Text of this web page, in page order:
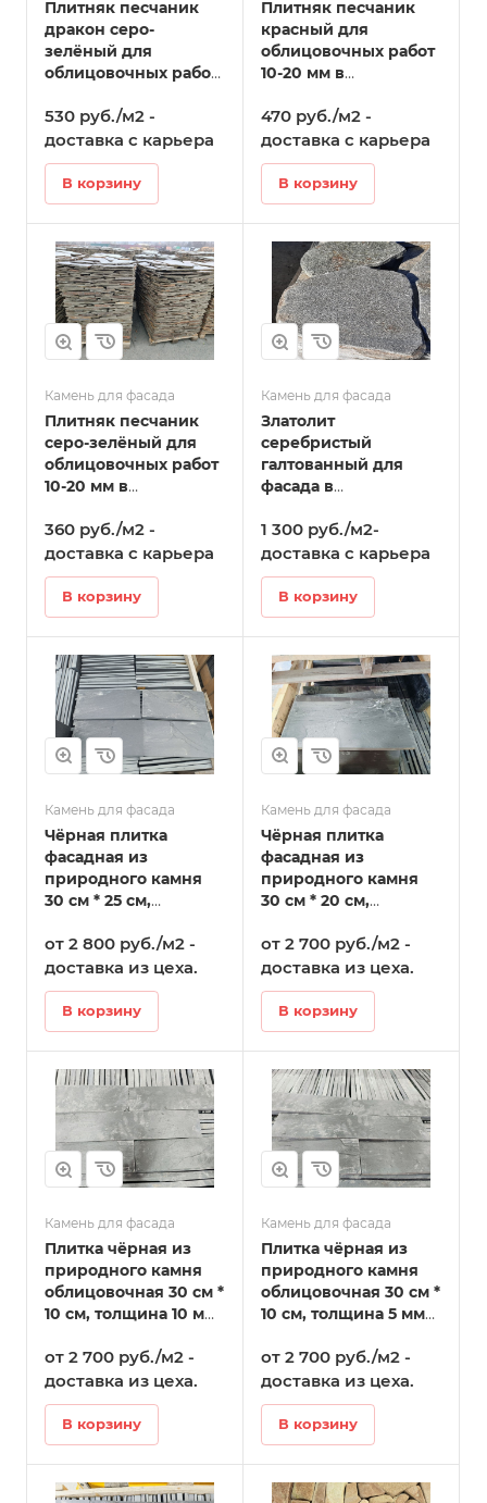
Плитняк песчаник
дракон серо-
зелёный для
облицовочных работ
Стерлитамаке
530 руб./м2 -
доставка с карьера
В корзину
Плитняк песчаник
красный для
облицовочных работ
10-20 мм в
470 руб./м2 -
доставка с карьера
В корзину
Камень для фасада
Плитняк песчаник
серо-зелёный для
облицовочных работ
10-20 мм в
360 руб./м2 -
доставка с карьера
В корзину
Камень для фасада
Златолит
серебристый
галтованный для
фасада в
1 300 руб./м2-
доставка с карьера
В корзину
Камень для фасада
Чёрная плитка
фасадная из
природного камня
30 см * 25 см,
в Стерлитамаке
от 2 800 руб./м2 -
доставка из цеха.
В корзину
Камень для фасада
Чёрная плитка
фасадная из
природного камня
30 см * 20 см,
в Стерлитамаке
от 2 700 руб./м2 -
доставка из цеха.
В корзину
Камень для фасада
Плитка чёрная из
природного камня
облицовочная 30 см *
10 см, толщина 10 мм
Стерлитамаке
от 2 700 руб./м2 -
доставка из цеха.
В корзину
Камень для фасада
Плитка чёрная из
природного камня
облицовочная 30 см *
10 см, толщина 5 мм
Стерлитамаке
от 2 700 руб./м2 -
доставка из цеха.
В корзину